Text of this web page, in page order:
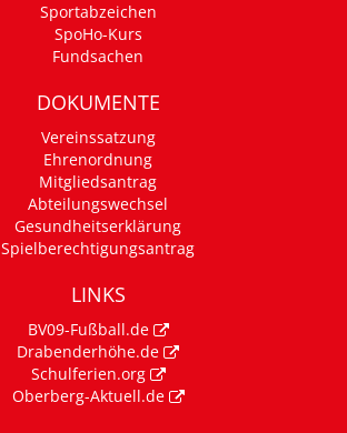
Sportabzeichen
SpoHo-Kurs
Fundsachen
DOKUMENTE
Vereinssatzung
Ehrenordnung
Mitgliedsantrag
Abteilungswechsel
Gesundheitserklärung
Spielberechtigungsantrag
LINKS
BV09-Fußball.de
Drabenderhöhe.de
Schulferien.org
Oberberg-Aktuell.de